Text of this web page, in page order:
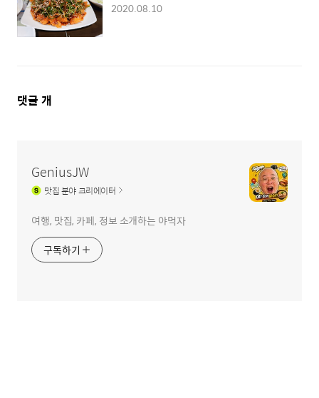
2020.08.10
댓
댓글 개
GeniusJW
맛집분야 크리에이터
여행, 맛집, 카페, 정보 소개하는 야먹자
구독하기